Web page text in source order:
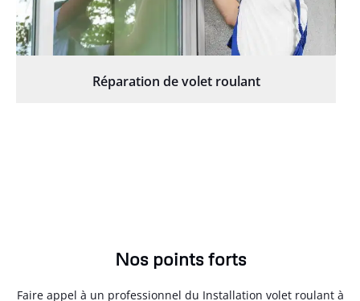
Réparation de volet roulant
Nos points forts
Faire appel à un professionnel du Installation volet roulant à